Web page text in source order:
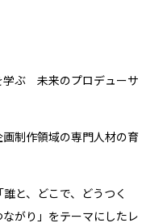
学ぶ 未来のプロデューサ
制作領域の専門人材の育
と、どこで、どうつく
がり」をテーマにしたレ